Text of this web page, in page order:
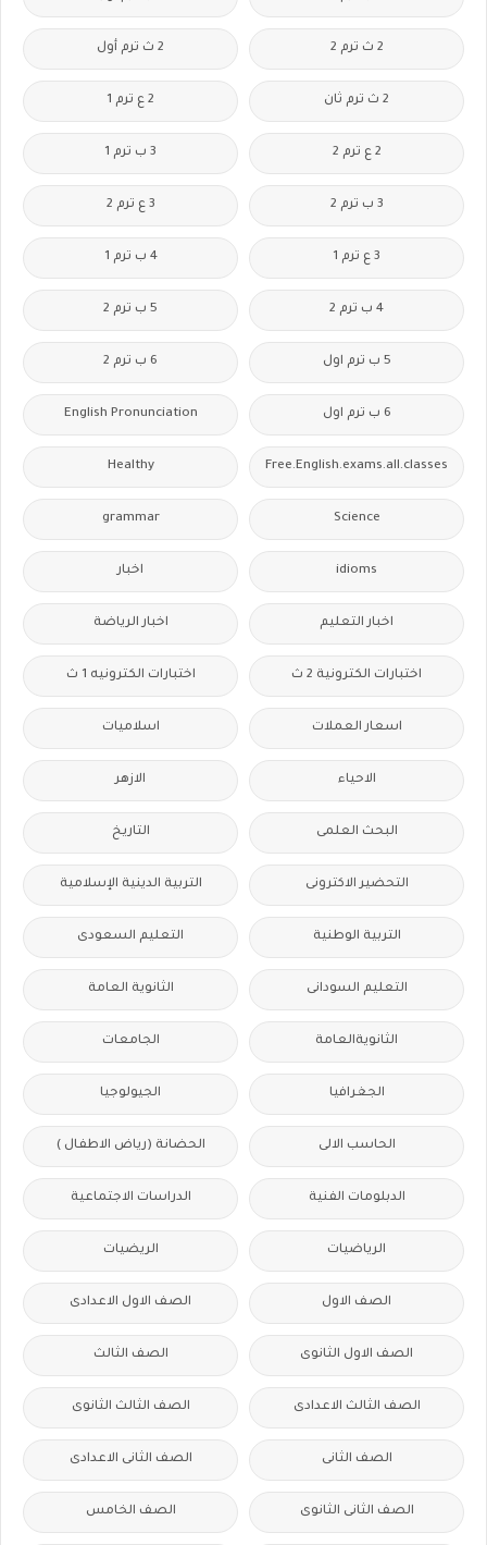
2 ث ترم 2 2 ث ترم أول
2 ث ترم ثان 2 ع ترم 1
2 ع ترم 2 3 ب ترم 1
3 ب ترم 2 3 ع ترم 2
3 ع ترم 1 4 ب ترم 1
4 ب ترم 2 5 ب ترم 2
5 ب ترم اول 6 ب ترم 2
6 ب ترم اول English Pronunciation
Free.English.exams.all.classes
Healthy
Science
grammar
idioms اخبار
اخبار التعليم اخبار الرياضة
اختبارات الكترونية 2 ث اختبارات الكترونيه 1 ث
اسعار العملات اسلاميات
الاحياء الازهر
البحث العلمى التاريخ
التحضير الاكترونى التربية الدينية الإسلامية
التربية الوطنية التعليم السعودى
التعليم السودانى الثانوية العامة
الثانويةالعامة الجامعات
الجغرافيا الجيولوجيا
الحاسب الالى الحضانة (رياض الاطفال )
الدبلومات الفنية الدراسات الاجتماعية
الرياضيات الريضيات
الصف الاول الصف الاول الاعدادى
الصف الاول الثانوى الصف الثالث
الصف الثالث الاعدادى الصف الثالث الثانوى
الصف الثانى الصف الثانى الاعدادى
الصف الثانى الثانوى الصف الخامس